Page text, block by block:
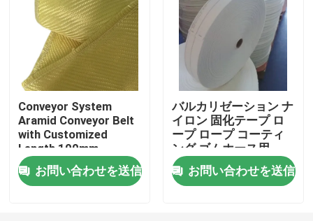
品質管理
私達に連絡しなさい
引用を要求しなさい
メタAramidの生地
Conveyor System
Aramid Conveyor Belt
with Customized
Length 100mm-
2000mm Width
お問い合わせを送信
バルカリゼーション ナ
イロン 固化テープ ロ
ープ ロープ コーティ
ング ゴムホース用
お問い合わせを送信